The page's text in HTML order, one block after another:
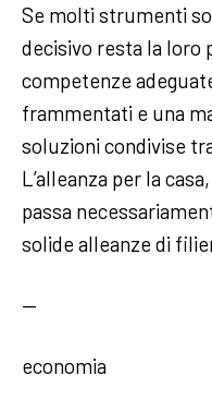
Se molti strumenti
decisivo resta la loro
competenze
frammentati e una
soluzioni condivise
L’alleanza per la
passa
solide alleanze di
—
economia